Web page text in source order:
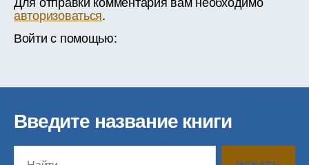
авторизоваться.
Войти с помощью:
Введите название книги